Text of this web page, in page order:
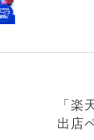
「楽
出店